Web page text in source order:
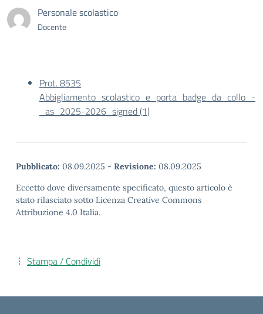
Personale scolastico
Docente
Prot. 8535
Abbigliamento_scolastico_e_porta_badge_da_collo_-
_as_2025-2026_signed (1)
Pubblicato: 08.09.2025 - Revisione: 08.09.2025
Eccetto dove diversamente specificato, questo articolo è
stato rilasciato sotto Licenza Creative Commons
Attribuzione 4.0 Italia.
Stampa / Condividi